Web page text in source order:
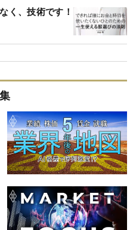
く、技術です！